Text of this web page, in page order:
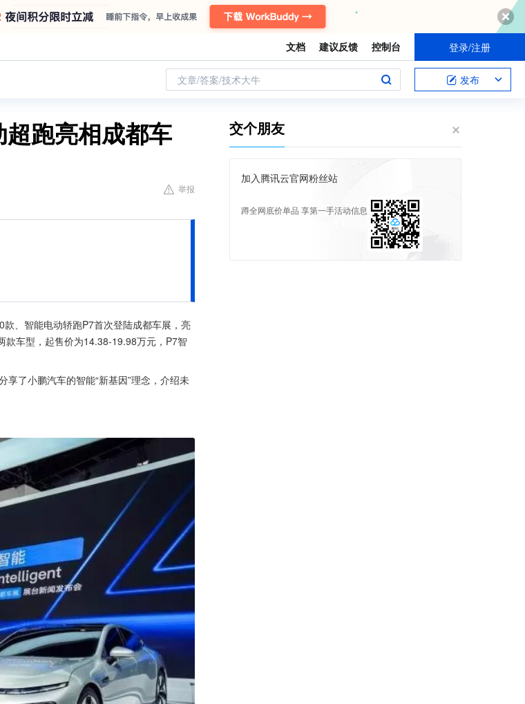
文档 建议反馈 控制台 登录/注册
文章/答案/技术大牛 发布
跑亮相成都车
举报
、智能电动轿跑P7首次登陆成都车展，亮
车型，起售价为14.38-19.98万元，P7智
了小鹏汽车的智能“新基因”理念，介绍未
交个朋友
加入腾讯云官网粉丝站
蹲全网底价单品 享第一手活动信息